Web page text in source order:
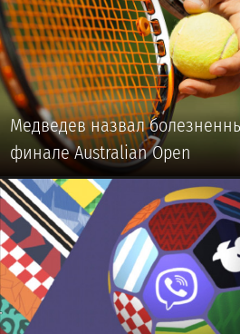
Медведев назвал
финале Australian Open
🥎 #ТЕННИС